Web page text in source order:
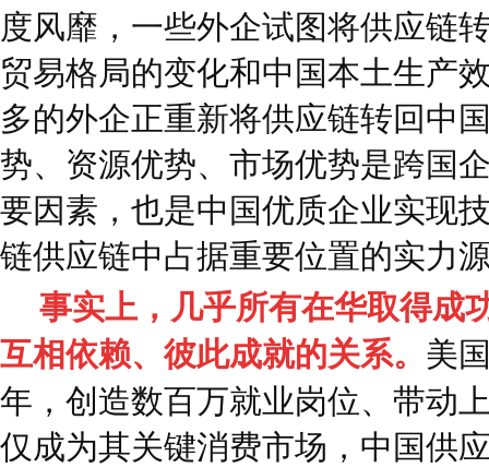
度风靡，一些外企试图将供应链
贸易格局的变化和中国本土生产
多的外企正重新将供应链转回中
势、资源优势、市场优势是跨国
要因素，也是中国优质企业实现
链供应链中占据重要位置的实力
事实上，几乎所有在华取得成
互相依赖、彼此成就的关系。 美
年，创造数百万就业岗位、带动
仅成为其关键消费市场，中国供